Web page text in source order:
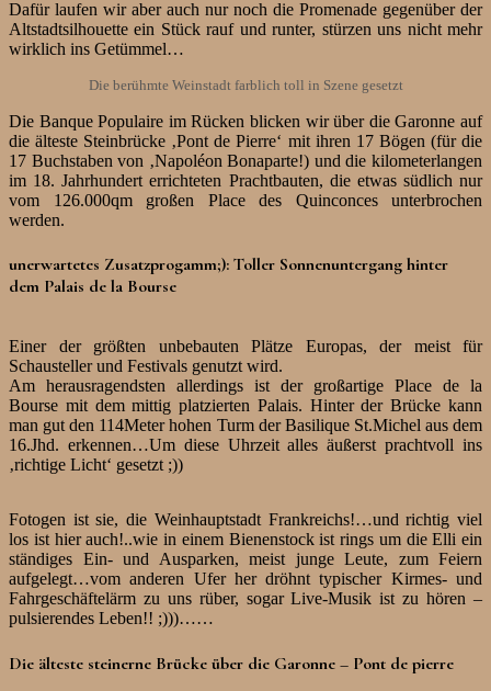
Dafür laufen wir aber auch nur noch die Promenade gegenüber der
Altstadtsilhouette ein Stück rauf und runter, stürzen uns nicht mehr
wirklich ins Getümmel…
Die berühmte Weinstadt farblich toll in Szene gesetzt
Die Banque Populaire im Rücken blicken wir über die Garonne auf
die älteste Steinbrücke ‚Pont de Pierre‘ mit ihren 17 Bögen (für die
17 Buchstaben von ‚Napoléon Bonaparte!) und die kilometerlangen
im 18. Jahrhundert errichteten Prachtbauten, die etwas südlich nur
vom 126.000qm großen Place des Quinconces unterbrochen
werden.
unerwartetes Zusatzprogamm;): Toller Sonnenuntergang hinter
dem Palais de la Bourse
Einer der größten unbebauten Plätze Europas, der meist für
Schausteller und Festivals genutzt wird.
Am herausragendsten allerdings ist der großartige Place de la
Bourse mit dem mittig platzierten Palais. Hinter der Brücke kann
man gut den 114Meter hohen Turm der Basilique St.Michel aus dem
16.Jhd. erkennen…Um diese Uhrzeit alles äußerst prachtvoll ins
‚richtige Licht‘ gesetzt ;))
Fotogen ist sie, die Weinhauptstadt Frankreichs!…und richtig viel
los ist hier auch!..wie in einem Bienenstock ist rings um die Elli ein
ständiges Ein- und Ausparken, meist junge Leute, zum Feiern
aufgelegt…vom anderen Ufer her dröhnt typischer Kirmes- und
Fahrgeschäftelärm zu uns rüber, sogar Live-Musik ist zu hören –
pulsierendes Leben!! ;)))……
Die älteste steinerne Brücke über die Garonne – Pont de pierre